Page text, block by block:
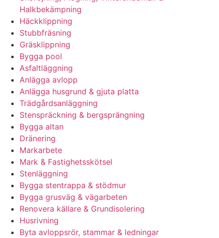
Halkbekämpning
Häckklippning
Stubbfräsning
Gräsklippning
Bygga pool
Asfaltläggning
Anlägga avlopp
Anlägga husgrund & gjuta platta
Trädgårdsanläggning
Stenspräckning & bergsprängning
Bygga altan
Dränering
Markarbete
Mark & Fastighetsskötsel
Stenläggning
Bygga stentrappa & stödmur
Bygga grusväg & vägarbeten
Renovera källare & Grundisolering
Husrivning
Byta avloppsrör, stammar & ledningar